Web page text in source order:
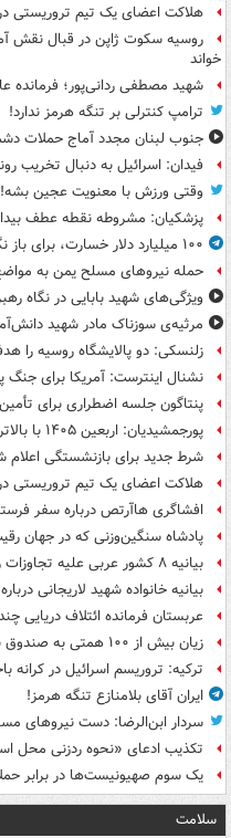
هلاکت اعضای یک تیم تروریستی
روسیه سکوت ژاپن در قبال نقش
خواند
شهید مصطفی ردانی‌پور؛ فرمانده
ترامپ کنترلی بر تنگه هرمز ندارد!
جنوب لبنان مجدد آماج حملات
فیدان: اسرائیل به دنبال تخریب
وقتی ورزش با معنویت عجین بشه!
پزشکیان: مشروطه نقطه عطف
۱۰۰ میلیارد دلار خسارت، برای باز نگه داشتن تنگه‌ای که باز بود!
حمله نیروهای مسلح یمن به
ویژگی‌های شهید بابایی در نگاه
مرثیه‌ی سوزناک مادر شهید
زلنسکی: دو پالایشگاه روسیه را
نشنال اینترست: آمریکا برای جنگ
پنتاگون جلسه اضطراری برای
پورجمشیدیان: اربعین ۱۴۰۵ با بالاترین سطح امنیت برگزار شد
شرط جدید برای بازنشستگی اعلام
هلاکت اعضای یک تیم تروریستی
افشاگری هاآرتص درباره سفر
پادشاه سنگین‌وزنی که در جهان
بیانیه ۸ کشور عربی علیه تجاوزات رژیم صهیونیستی در غزه
بیانیه خانواده شهید لاریجانی
عربستان فرمانده ائتلاف دریایی
زیان بیش از ۱۰۰ همتی به صندوق‌ بازنشستگی نفت
ترکیه: تروریسم اسرائیل در کرانه
ایران آقای بلامنازع تنگه هرمز!
سردار ابن‌الرضا: دست نیروهای
تکذیب ادعای «نحوه ردزنی محل
یک‌ سوم صهیونیست‌ها در برابر
سلامت